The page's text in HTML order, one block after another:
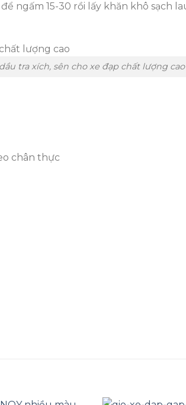
ngấm 15-30 rồi lấy khăn khô sạch
dầu tra xích, sên cho xe đạp chất lượng cao
chân thực